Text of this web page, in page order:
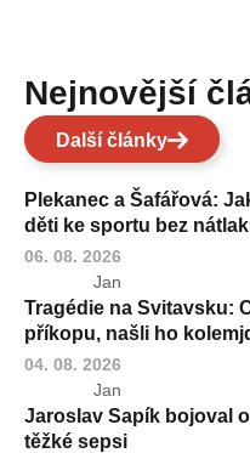
Nejnovější
Další články
Plekanec a Šafářová:
děti ke sportu bez
06. 08. 2026
Jan
Tragédie na Svitavsku:
příkopu, našli ho
04. 08. 2026
Jan
Jaroslav Sapík bojoval
těžké sepsi